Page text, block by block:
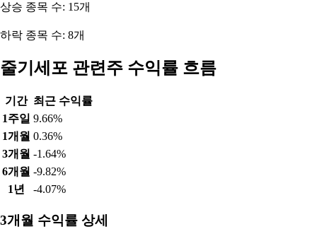
상승 종목 수: 15개
하락 종목 수: 8개
줄기세포 관련주 수익률 흐름
기간 최근 수익률
1주일 9.66%
1개월 0.36%
3개월 -1.64%
6개월 -9.82%
1년
-4.07%
3개월 수익률 상세